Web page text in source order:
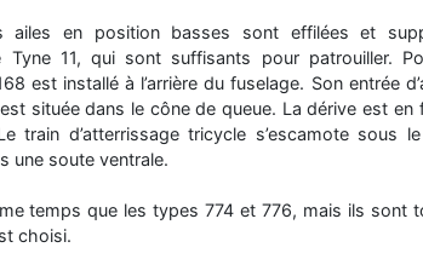
en position basses sont effilées et
Tyne 11, qui sont suffisants pour patrouiller.
est installé à l’arrière du fuselage. Son entrée
située dans le cône de queue. La dérive est en
train d’atterrissage tricycle s’escamote sous
une soute ventrale.
temps que les types 774 et 776, mais ils sont
choisi.